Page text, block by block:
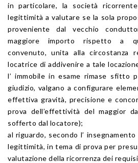
in particolare, la società
legittimità a valutare se la sola
proveniente dal vecchio
maggiore importo rispetto a
convenuto, unita alla circostanza
locatrice di addivenire a tale
l’ immobile in esame rimase sfitto
giudizio, valgano a configurare
effettiva gravità, precisione e
prova dell’effettività del maggior
sofferto dal locatore);
al riguardo, secondo l’
legittimità, in tema di prova per
valutazione della ricorrenza dei